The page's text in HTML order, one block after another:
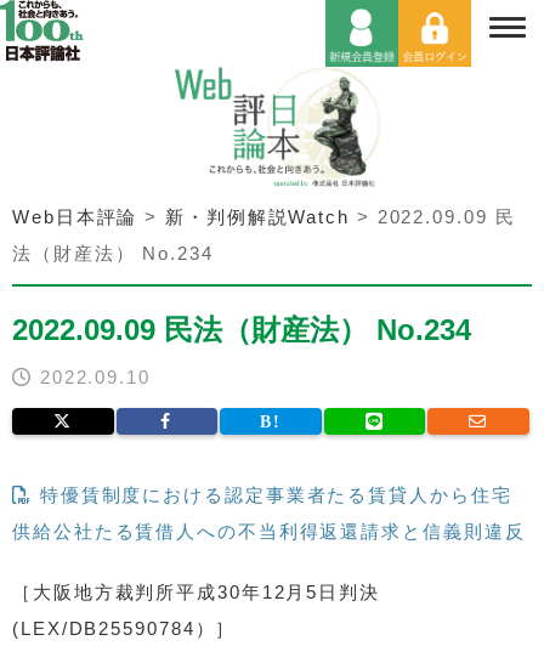
Web日本評論 > 新・判例解説Watch > 2022.09.09 民
法（財産法） No.234
2022.09.09 民法（財産法） No.234
2022.09.10
特優賃制度における認定事業者たる賃貸人から住宅
供給公社たる賃借人への不当利得返還請求と信義則違反
［大阪地方裁判所平成30年12月5日判決
(LEX/DB25590784）］